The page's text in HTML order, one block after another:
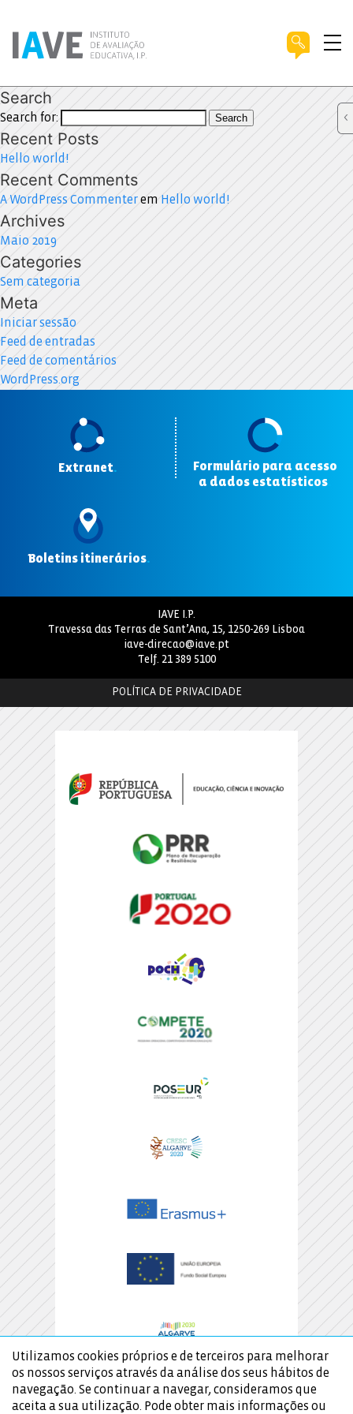
Search
Search for: Search
Recent Posts
Hello world!
Recent Comments
A WordPress Commenterem Hello world!
Archives
Maio 2019
Categories
Sem categoria
Meta
Iniciar sessão
Feed de entradas
Feed de comentários
WordPress.org
Extranet.
Formulário para acesso
a dados estatísticos
Boletins itinerários.
IAVE I.P.
Travessa das Terras de Sant’Ana, 15, 1250-269 Lisboa
iave-direcao@iave.pt
Telf. 21 389 5100
POLÍTICA DE PRIVACIDADE
Utilizamos cookies próprios e de terceiros para melhorar
os nossos serviços através da análise dos seus hábitos de
navegação. Se continuar a navegar, consideramos que
aceita a sua utilização. Pode obter mais informações ou